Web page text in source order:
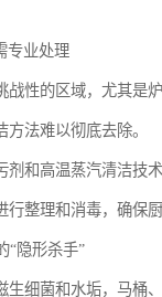
专业处理
战性的区域，尤其是
法难以彻底去除。
剂和高温蒸汽清洁技
整理和消毒，确保厨
“隐形杀手”
生细菌和水垢，马桶